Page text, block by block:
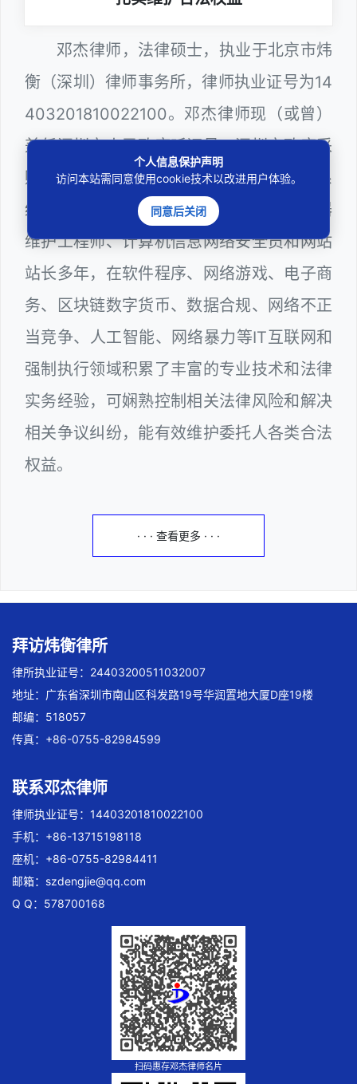
邓杰律师，法律硕士，执业于北京市炜
衡（深圳）律师事务所，律师执业证号为14
403201810022100。邓杰律师现（或曾）
兼任深圳市人民政府听证员、深圳市政府采
购评审专家（法律类），深圳市某区政府系
统公职律师、WEB前端开发和 WEB服务器
维护工程师、计算机信息网络安全员和网站
站长多年，在软件程序、网络游戏、电子商
务、区块链数字货币、数据合规、网络不正
当竞争、人工智能、网络暴力等IT互联网和
强制执行领域积累了丰富的专业技术和法律
实务经验，可娴熟控制相关法律风险和解决
相关争议纠纷，能有效维护委托人各类合法
权益。
· · · 查看更多 · · ·
拜访炜衡律所
律所执业证号：24403200511032007
地址：广东省深圳市南山区科发路19号华润置地大厦D座19楼
邮编：518057
传真：+86-0755-82984599
联系邓杰律师
律师执业证号：14403201810022100
手机：+86-13715198118
座机：+86-0755-82984411
邮箱： szdengjie@qq.com
Q Q：578700168
扫码惠存邓杰律师名片
个人信息保护声明
访问本站需同意使用cookie技术以改进用户体验。
同意后关闭